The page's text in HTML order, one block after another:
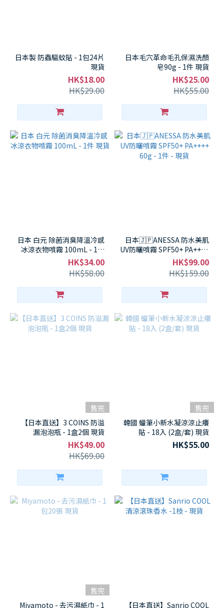
日本製 防蟲驅蚊貼 - 1包24片
現貨
HK$18.00
HK$29.00
日本毛穴革命毛孔保濕洗顏
皂90g - 1件 現貨
HK$25.00
HK$55.00
日本 白元 除菌消臭降溫冷感
冰涼衣物噴霧 100mL - 1件
現貨
HK$34.00
HK$58.00
日本🇯🇵ANESSA 防水美肌
UV防曬噴霧 SPF50+ PA++++
60g - 1件 - 現貨
HK$99.00
HK$159.00
售完
【日本直送】3 COINS 防溢
漏泡泡瓶 - 1盒2個 現貨
HK$49.00
HK$69.00
售完
韓國 蠟筆小新水凝涼涼止癢
貼 - 18入 (2盒/套) 現貨
HK$55.00
售完
Miyamoto - 去污濕紙巾 - 1
【日本直送】Sanrio COOL